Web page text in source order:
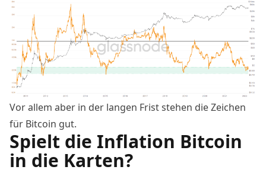
Vor allem aber in der langen Frist stehen die Zeichen
für Bitcoin gut.
Spielt die Inflation Bitcoin
in die Karten?